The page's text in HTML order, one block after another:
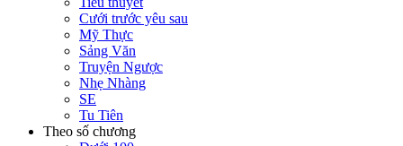
Cưới trước yêu sau
Mỹ Thực
Sảng Văn
Truyện Ngược
Nhẹ Nhàng
SE
Tu Tiên
Theo số chương